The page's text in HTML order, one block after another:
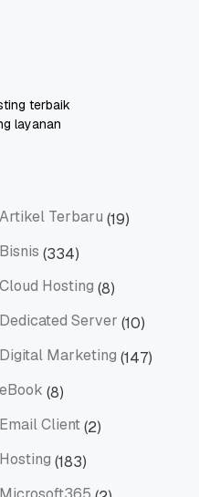
terbaik
layanan
Artikel Terbaru (19)
Bisnis (334)
Cloud Hosting (8)
Dedicated Server (10)
Digital Marketing (147)
eBook (8)
Email Client(2)
Hosting (183)